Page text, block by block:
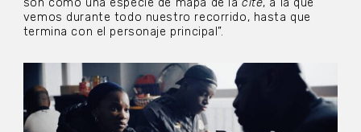
vemos durante todo nuestro recorrido, hasta que
termina con el personaje principal”.